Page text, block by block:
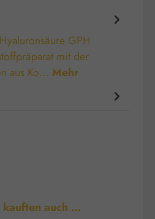
GPH
mit der
aus Ko… Mehr
auch …